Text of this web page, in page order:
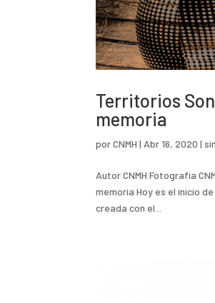
Territorios
memoria
porCNMH | Abr 16, 2020 |
Autor CNMH Fotografía
memoria Hoy es el inicio
creada con el...